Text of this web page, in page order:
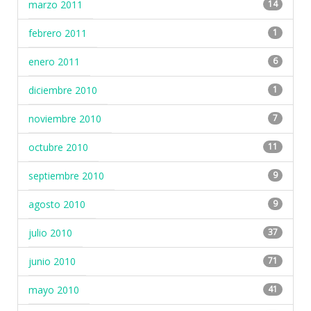
marzo 2011 14
febrero 2011 1
enero 2011 6
diciembre 2010 1
noviembre 2010 7
octubre 2010 11
septiembre 2010 9
agosto 2010 9
julio 2010 37
junio 2010 71
mayo 2010 41